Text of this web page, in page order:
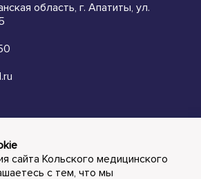
сайта Кольского медицинского
с тем, что мы
область, г. Апатиты, ул.